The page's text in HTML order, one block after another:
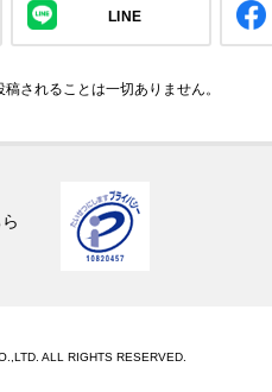
LINE
されることは一切ありません。
ALL RIGHTS RESERVED.